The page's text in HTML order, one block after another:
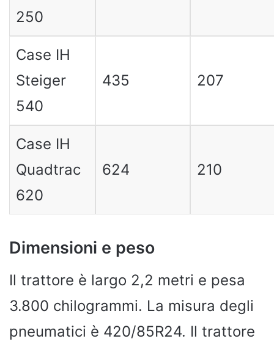
250
Case IH
Steiger
540
435 207
Case IH
Quadtrac
620
624 210
Dimensioni e peso
Il trattore è largo 2,2 metri e pesa
3.800 chilogrammi. La misura degli
pneumatici è 420/85R24. Il trattore